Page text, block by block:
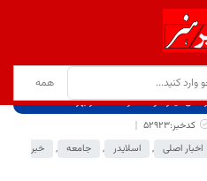
کدخبر:52923
اخبار اصلی , اسلایدر , جامعه ,
خبر